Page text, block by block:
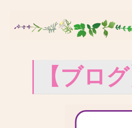
【ブロ